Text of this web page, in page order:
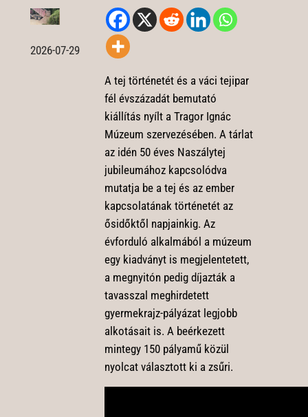
2026-07-29
A tej történetét és a váci tejipar
fél évszázadát bemutató
kiállítás nyílt a Tragor Ignác
Múzeum szervezésében. A tárlat
az idén 50 éves Naszálytej
jubileumához kapcsolódva
mutatja be a tej és az ember
kapcsolatának történetét az
ősidőktől napjainkig. Az
évforduló alkalmából a múzeum
egy kiadványt is megjelentetett,
a megnyitón pedig díjazták a
tavasszal meghirdetett
gyermekrajz-pályázat legjobb
alkotásait is. A beérkezett
mintegy 150 pályamű közül
nyolcat választott ki a zsűri.